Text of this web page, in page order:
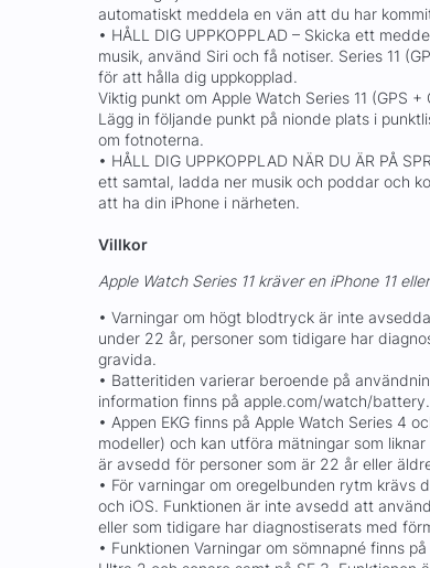
automatiskt meddela en vän att du har
• HÅLL DIG UPPKOPPLAD – Skicka ett
musik, använd Siri och få notiser. Series 11
för att hålla dig uppkopplad.
Viktig punkt om Apple Watch Series 11 (GPS +
Lägg in följande punkt på nionde plats i
om fotnoterna.
• HÅLL DIG UPPKOPPLAD NÄR DU ÄR PÅ
ett samtal, ladda ner musik och poddar och
att ha din iPhone i närheten.
Villkor
Apple Watch Series 11 kräver en iPhone 11
• Varningar om högt blodtryck är inte
under 22 år, personer som tidigare har
gravida.
• Batteritiden varierar beroende på
information finns på apple.com/watch/battery.
• Appen EKG finns på Apple Watch Series 4
modeller) och kan utföra mätningar som
är avsedd för personer som är 22 år eller
• För varningar om oregelbunden rytm krävs
och iOS. Funktionen är inte avsedd att
eller som tidigare har diagnostiserats med
• Funktionen Varningar om sömnapné finns